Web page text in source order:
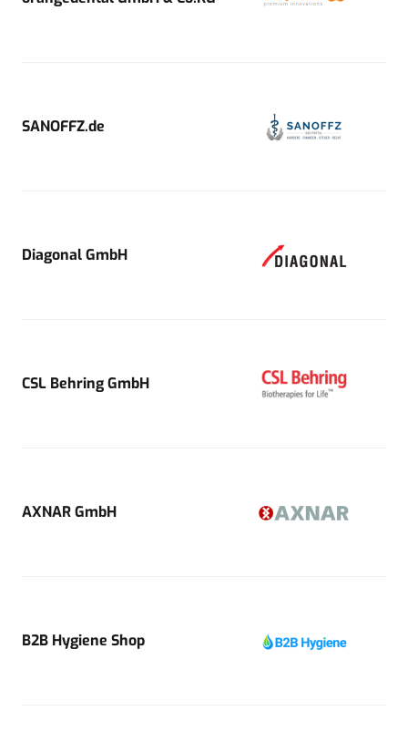
SANOFFZ.de
Diagonal GmbH
CSL Behring GmbH
AXNAR GmbH
B2B Hygiene Shop